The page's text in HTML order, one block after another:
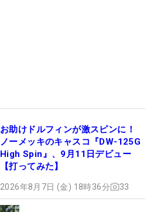
お助けドルフィンが激スピンに！
ノーメッキのキャスコ『DW-125G
High Spin』、9月11日デビュー
【打ってみた】
2026年8月7日 (金) 18時36分 33